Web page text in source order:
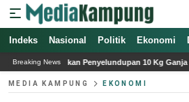
Indeks Nasional Politik Ekonomi
Breaking News10 Kg Ganja di Bali, Potensi Kerugian
MEDIA KAMPUNG EKONOMI